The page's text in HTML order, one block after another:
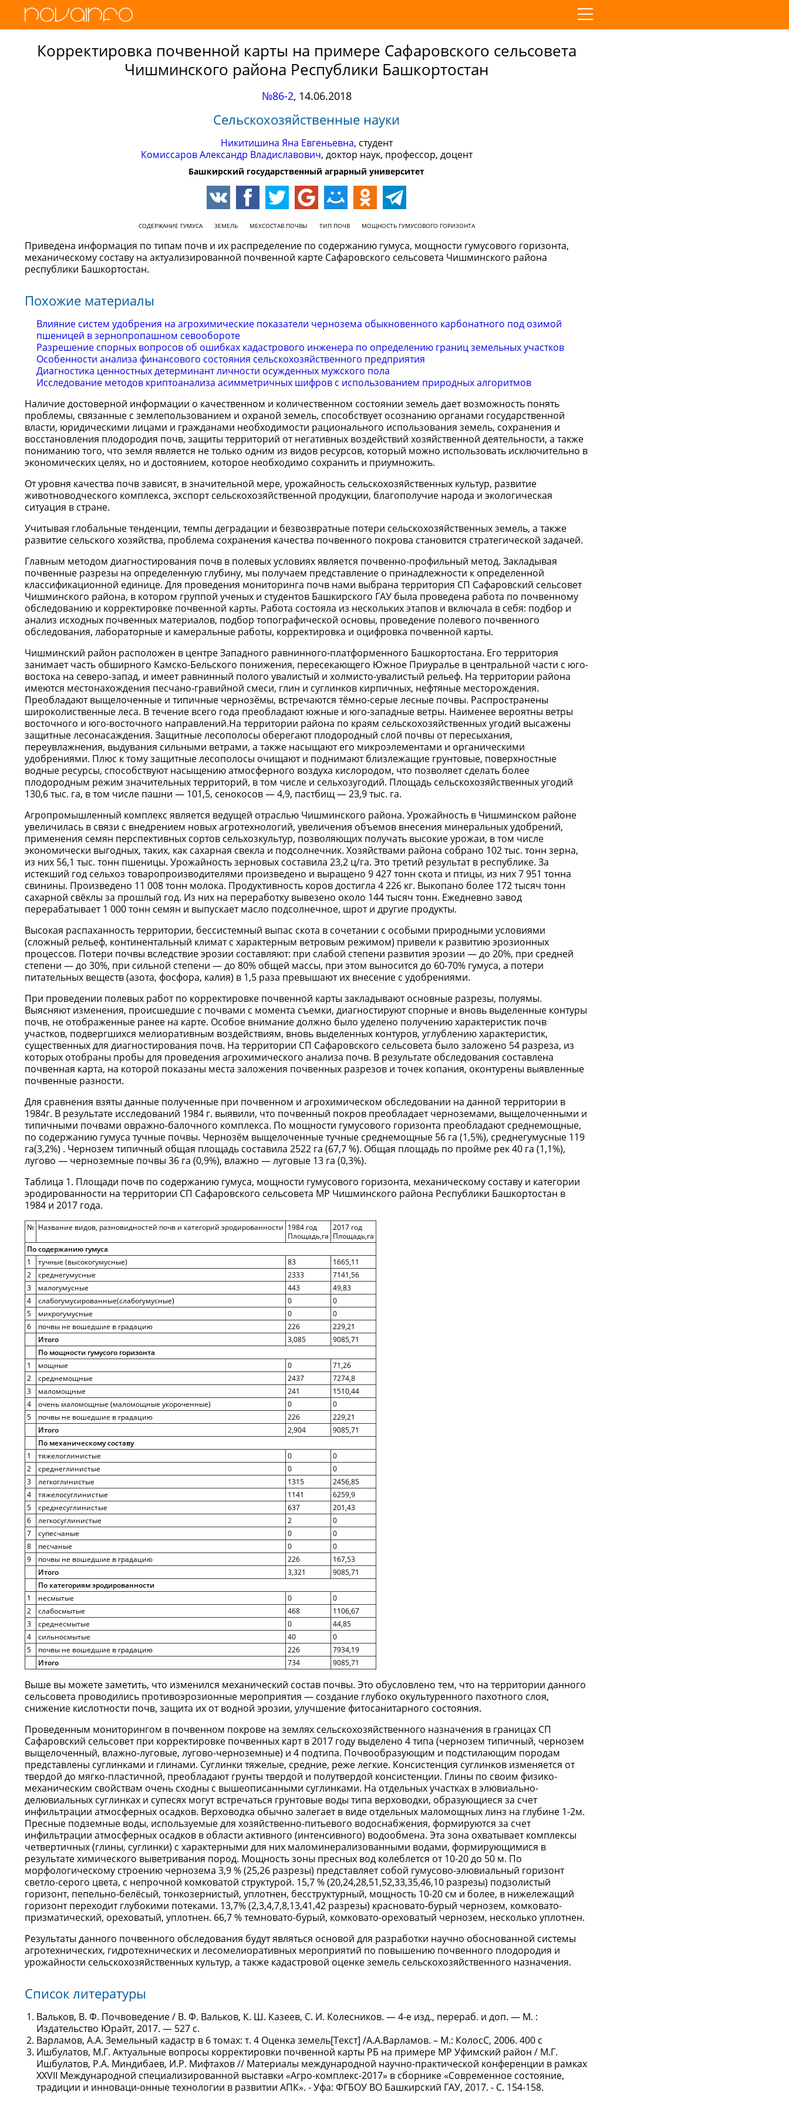
Корректировка почвенной карты на примере Сафаровского сельсовета
Чишминского района Республики Башкортостан
№86-2, 14.06.2018
Сельскохозяйственные науки
Никитишина Яна Евгеньевна, студент
Комиссаров Александр Владиславович, доктор наук, профессор, доцент
Башкирский государственный аграрный университет
СОДЕРЖАНИЕ ГУМУСА ЗЕМЕЛЬ МЕХСОСТАВ ПОЧВЫ ТИП ПОЧВ МОЩНОСТЬ ГУМУСОВОГО ГОРИЗОНТА
Приведена информация по типам почв и их распределение по содержанию гумуса, мощности гумусового горизонта,
механическому составу на актуализированной почвенной карте Сафаровского сельсовета Чишминского района
республики Башкортостан.
Похожие материалы
Влияние систем удобрения на агрохимические показатели чернозема обыкновенного карбонатного под озимой
пшеницей в зернопропашном севообороте
Разрешение спорных вопросов об ошибках кадастрового инженера по определению границ земельных участков
Особенности анализа финансового состояния сельскохозяйственного предприятия
Диагностика ценностных детерминант личности осужденных мужского пола
Исследование методов криптоанализа асимметричных шифров с использованием природных алгоритмов
Hаличие достоверной информации о качественном и количественном состоянии земель дает возможность понять
проблемы, связанные с землепользованием и охраной земель, способствует осознанию органами государственной
власти, юридическими лицами и гражданами необходимости рационального использования земель, сохранения и
восстановления плодородия почв, защиты территорий от негативных воздействий хозяйственной деятельности, а также
пониманию того, что земля является не только одним из видов ресурсов, который можно использовать исключительно в
экономических целях, но и достоянием, которое необходимо сохранить и приумножить.
От уровня качества почв зависят, в значительной мере, урожайность сельскохозяйственных культур, развитие
животноводческого комплекса, экспорт сельскохозяйственной продукции, благополучие народа и экологическая
ситуация в стране.
Учитывая глобальные тенденции, темпы деградации и безвозвратные потери сельскохозяйственных земель, а также
развитие сельского хозяйства, проблема сохранения качества почвенного покрова становится стратегической задачей.
Главным методом диагностирования почв в полевых условиях является почвенно-профильный метод. Закладывая
почвенные разрезы на определенную глубину, мы получаем представление о принадлежности к определенной
классификационной единице. Для проведения мониторинга почв нами выбрана территория СП Сафаровский сельсовет
Чишминского района, в котором группой ученых и студентов Башкирского ГАУ была проведена работа по почвенному
обследованию и корректировке почвенной карты. Работа состояла из нескольких этапов и включала в себя: подбор и
анализ исходных почвенных материалов, подбор топографической основы, проведение полевого почвенного
обследования, лабораторные и камеральные работы, корректировка и оцифровка почвенной карты.
Чишминский район расположен в центре Западного равнинного-платформенного Башкортостана. Его территория
занимает часть обширного Камско-Бельского понижения, пересекающего Южное Приуралье в центральной части с юго-
востока на северо-запад, и имеет равнинный полого увалистый и холмисто-увалистый рельеф. На территории района
имеются местонахождения песчано‑гравийной смеси, глин и суглинков кирпичных, нефтяные месторождения.
Преобладают выщелоченные и типичные чернозёмы, встречаются тёмно‑серые лесные почвы. Распространены
широколиственные леса. В течение всего года преобладают южные и юго-западные ветры. Наименее вероятны ветры
восточного и юго-восточного направлений.На территории района по краям сельскохозяйственных угодий высажены
защитные лесонасаждения. Защитные лесополосы оберегают плодородный слой почвы от пересыхания,
переувлажнения, выдувания сильными ветрами, а также насыщают его микроэлементами и органическими
удобрениями. Плюс к тому защитные лесополосы очищают и поднимают близлежащие грунтовые, поверхностные
водные ресурсы, способствуют насыщению атмосферного воздуха кислородом, что позволяет сделать более
плодородным режим значительных территорий, в том числе и сельхозугодий. Площадь сельскохозяйственных угодий
130,6 тыс. га, в том числе пашни — 101,5, сенокосов — 4,9, пастбищ — 23,9 тыс. га.
Агропромышленный комплекс является ведущей отраслью Чишминского района. Урожайность в Чишминском районе
увеличилась в связи с внедрением новых агротехнологий, увеличения объемов внесения минеральных удобрений,
применения семян перспективных сортов сельхозкультур, позволяющих получать высокие урожаи, в том числе
экономически выгодных, таких, как сахарная свекла и подсолнечник. Хозяйствами района собрано 102 тыс. тонн зерна,
из них 56,1 тыс. тонн пшеницы. Урожайность зерновых составила 23,2 ц/га. Это третий результат в республике. За
истекший год сельхоз товаропроизводителями произведено и выращено 9 427 тонн скота и птицы, из них 7 951 тонна
свинины. Произведено 11 008 тонн молока. Продуктивность коров достигла 4 226 кг. Выкопано более 172 тысяч тонн
сахарной свёклы за прошлый год. Из них на переработку вывезено около 144 тысяч тонн. Ежедневно завод
перерабатывает 1 000 тонн семян и выпускает масло подсолнечное, шрот и другие продукты.
Высокая распаханность территории, бессистемный выпас скота в сочетании с особыми природными условиями
(сложный рельеф, континентальный климат с характерным ветровым режимом) привели к развитию эрозионных
процессов. Потери почвы вследствие эрозии составляют: при слабой степени развития эрозии — до 20%, при средней
степени — до 30%, при сильной степени — до 80% общей массы, при этом выносится до 60-70% гумуса, а потери
питательных веществ (азота, фосфора, калия) в 1,5 раза превышают их внесение с удобрениями.
При проведении полевых работ по корректировке почвенной карты закладывают основные разрезы, полуямы.
Выясняют изменения, происшедшие с почвами с момента съемки, диагностируют спорные и вновь выделенные контуры
почв, не отображенные ранее на карте. Особое внимание должно было уделено получению характеристик почв
участков, подвергшихся мелиоративным воздействиям, вновь выделенных контуров, углублению характеристик,
существенных для диагностирования почв. На территории СП Сафаровского сельсовета было заложено 54 разреза, из
которых отобраны пробы для проведения агрохимического анализа почв. В результате обследования составлена
почвенная карта, на которой показаны места заложения почвенных разрезов и точек копания, оконтурены выявленные
почвенные разности.
Для сравнения взяты данные полученные при почвенном и агрохимическом обследовании на данной территории в
1984г. В результате исследований 1984 г. выявили, что почвенный покров преобладает черноземами, выщелоченными и
типичными почвами овражно-балочного комплекса. По мощности гумусового горизонта преобладают среднемощные,
по содержанию гумуса тучные почвы. Чернозём выщелоченные тучные среднемощные 56 га (1,5%), среднегумусные 119
га(3,2%) . Чернозем типичный общая площадь составила 2522 га (67,7 %). Общая площадь по пройме рек 40 га (1,1%),
лугово — черноземные почвы 36 га (0,9%), влажно — луговые 13 га (0,3%).
Таблица 1. Площади почв по содержанию гумуса, мощности гумусового горизонта, механическому составу и категории
эродированности на территории СП Сафаровского сельсовета МР Чишминского района Республики Башкортостан в
1984 и 2017 года.
№ Название видов, разновидностей почв и категорий эродированности 1984 год
Площадь,га
2017 год
Площадь,га
По содержанию гумуса
1
тучные (высокогумусные) 83
1665,11
2
среднегумусные 2333
7141,56
3
малогумусные 443
49,83
4
слабогумусированные(слабогумусные) 0
0
5
микрогумусные 0
0
6
почвы не вошедшие в градацию 226
229,21
Итого
3,085
9085,71
По мощности гумусого горизонта
1
мощные 0
71,26
2
среднемощные 2437
7274,8
3
маломощные 241
1510,44
4
очень маломощные (маломощные укороченные) 0
0
5
почвы не вошедшие в градацию 226
229,21
Итого
2,904
9085,71
По механическому составу
1
тяжелоглинистые 0
0
2
среднеглинистые 0
0
3
легкоглинистые 1315
2456,85
4
тяжелосуглинистые 1141
6259,9
5
среднесуглинистые 637
201,43
6
легкосуглинистые 2
0
7
супесчаные 0
0
8
песчаные 0
0
9
почвы не вошедшие в градацию 226
167,53
Итого
3,321
9085,71
По категориям эродированности
1
несмытые 0
0
2
слабосмытые 468
1106,67
3
среднесмытые 0
44,85
4
сильносмытые 40
0
5
почвы не вошедшие в градацию 226
7934,19
Итого
734 9085,71
Выше вы можете заметить, что изменился механический состав почвы. Это обусловлено тем, что на территории данного
сельсовета проводились противоэрозионные мероприятия — создание глубоко окультуренного пахотного слоя,
снижение кислотности почв, защита их от водной эрозии, улучшение фитосанитарного состояния.
Проведенным мониторингом в почвенном покрове на землях сельскохозяйственного назначения в границах СП
Сафаровский сельсовет при корректировке почвенных карт в 2017 году выделено 4 типа (чернозем типичный, чернозем
выщелоченный, влажно-луговые, лугово-черноземные) и 4 подтипа. Почвообразующим и подстилающим породам
представлены суглинками и глинами. Суглинки тяжелые, средние, реже легкие. Консистенция суглинков изменяется от
твердой до мягко-пластичной, преобладают грунты твердой и полутвердой консистенции. Глины по своим физико-
механическим свойствам очень сходны с вышеописанными суглинками. На отдельных участках в элювиально-
делювиальных суглинках и супесях могут встречаться грунтовые воды типа верховодки, образующиеся за счет
инфильтрации атмосферных осадков. Верховодка обычно залегает в виде отдельных маломощных линз на глубине 1-2м.
Пресные подземные воды, используемые для хозяйственно-питьевого водоснабжения, формируются за счет
инфильтрации атмосферных осадков в области активного (интенсивного) водообмена. Эта зона охватывает комплексы
четвертичных (глины, суглинки) с характерными для них маломинерализованными водами, формирующимися в
результате химического выветривания пород. Мощность зоны пресных вод колеблется от 10-20 до 50 м. По
морфологическому строению чернозема 3,9 % (25,26 разрезы) представляет собой гумусово-элювиальный горизонт
светло-серого цвета, с непрочной комковатой структурой. 15,7 % (20,24,28,51,52,33,35,46,10 разрезы) подзолистый
горизонт, пепельно-белёсый, тонкозернистый, уплотнен, бесструктурный, мощность 10-20 см и более, в нижележащий
горизонт переходит глубокими потеками. 13,7% (2,3,4,7,8,13,41,42 разрезы) красновато-бурый чернозем, комковато-
призматический, ореховатый, уплотнен. 66,7 % темновато-бурый, комковато-ореховатый чернозем, несколько уплотнен.
Результаты данного почвенного обследования будут являться основой для разработки научно обоснованной системы
агротехнических, гидротехнических и лесомелиоративных мероприятий по повышению почвенного плодородия и
урожайности сельскохозяйственных культур, а также кадастровой оценке земель сельскохозяйственного назначения.
Список литературы
Вальков, В. Ф. Почвоведение / В. Ф. Вальков, К. Ш. Казеев, С. И. Колесников. — 4-е изд., перераб. и доп. — М. :
Издательство Юрайт, 2017. — 527 с.
Варламов, А.А. Земельный кадастр в 6 томах: т. 4 Оценка земель[Текст] /А.А.Варламов. – М.: КолосС, 2006. 400 с
Ишбулатов, М.Г. Актуальные вопросы корректировки почвенной карты РБ на примере МР Уфимский район / М.Г.
Ишбулатов, Р.А. Миндибаев, И.Р. Мифтахов // Материалы международной научно-практической конференции в рамках
XXVII Международной специализированной выставки «Агро-комплекс-2017» в сборнике «Современное состояние,
традиции и инноваци-онные технологии в развитии АПК». - Уфа: ФГБОУ ВО Башкирский ГАУ, 2017. - С. 154-158.